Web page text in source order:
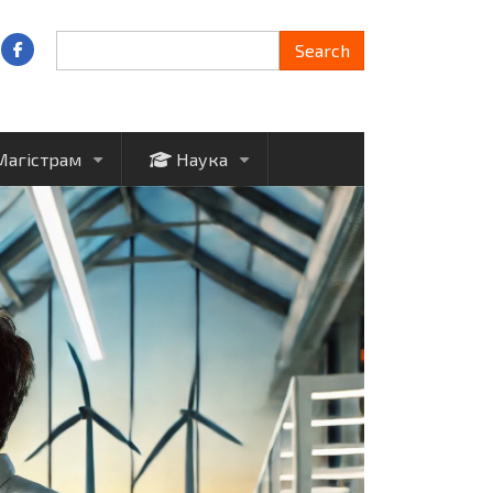
Search
Наука